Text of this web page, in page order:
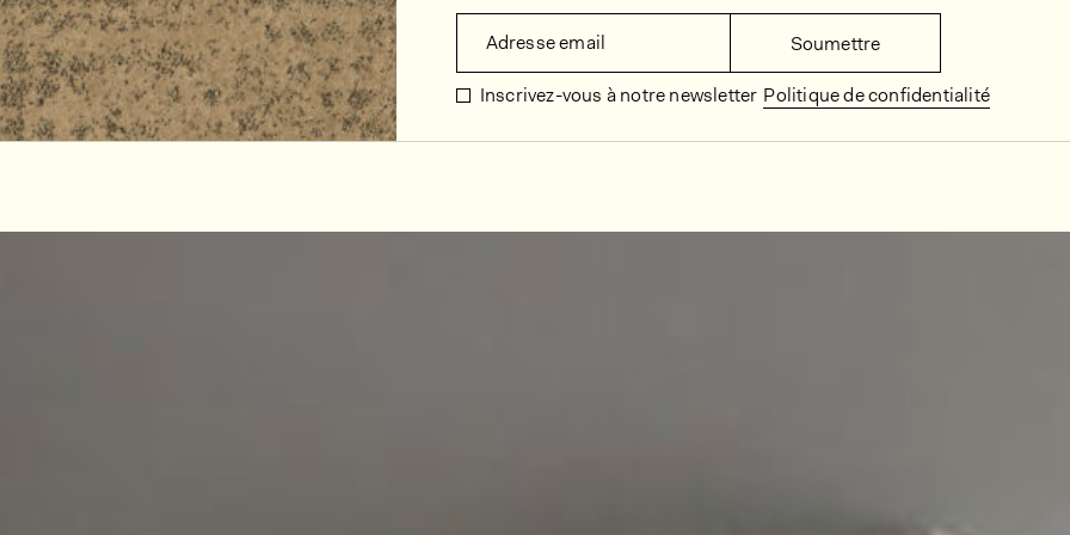
Adresse email Soumettre
Inscrivez-vous à notre newsletter Politique de confidentialité